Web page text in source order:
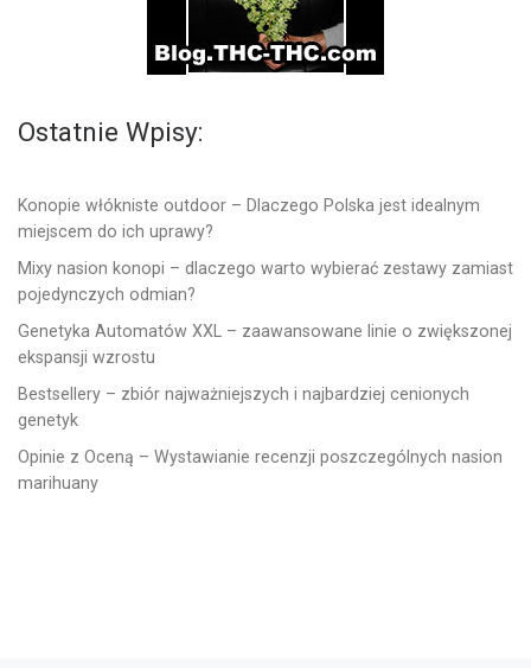
Ostatnie Wpisy:
Konopie włókniste outdoor – Dlaczego Polska jest idealnym
miejscem do ich uprawy?
Mixy nasion konopi – dlaczego warto wybierać zestawy zamiast
pojedynczych odmian?
Genetyka Automatów XXL – zaawansowane linie o zwiększonej
ekspansji wzrostu
Bestsellery – zbiór najważniejszych i najbardziej cenionych
genetyk
Opinie z Oceną – Wystawianie recenzji poszczególnych nasion
marihuany